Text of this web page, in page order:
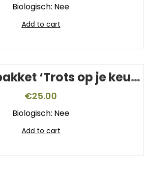
Biologisch: Nee
Add to cart
Promotiepakket ‘Trots op je keurmerk’
€25.00
Biologisch: Nee
Add to cart